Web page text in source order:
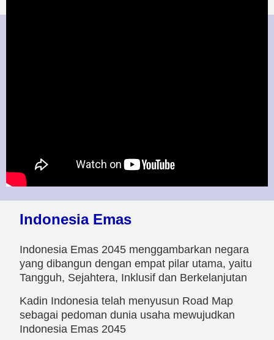
Indonesia Emas
Indonesia Emas 2045 menggambarkan negara
yang dibangun dengan empat pilar utama, yaitu
Tangguh, Sejahtera, Inklusif dan Berkelanjutan
Kadin Indonesia telah menyusun Road Map
sebagai pedoman dunia usaha mewujudkan
Indonesia Emas 2045